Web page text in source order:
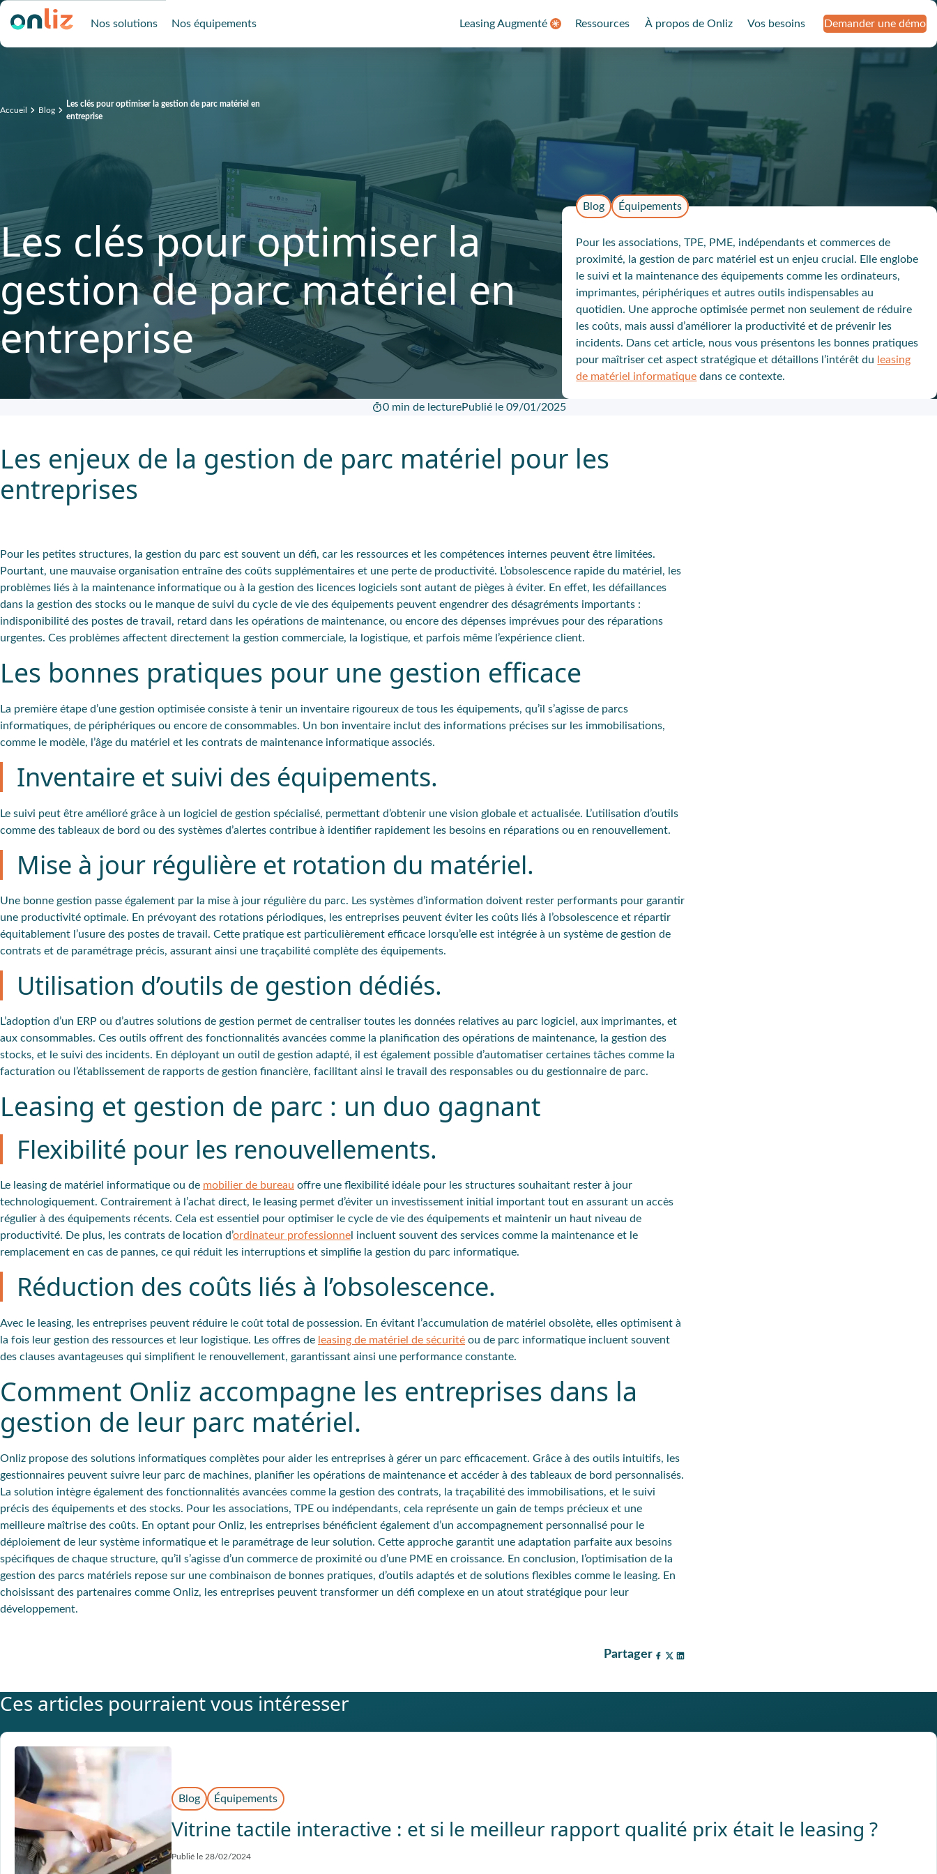
Nos solutions Nos équipements Leasing Augmenté Ressources À propos de Onliz Vos besoins Demander une démo
Accueil Blog
Les clés pour optimiser la gestion de parc matériel en
entreprise
Les clés pour optimiser la
gestion de parc matériel en
entreprise
Blog Équipements
Pour les associations, TPE, PME, indépendants et commerces de
proximité, la gestion de parc matériel est un enjeu crucial. Elle englobe
le suivi et la maintenance des équipements comme les ordinateurs,
imprimantes, périphériques et autres outils indispensables au
quotidien. Une approche optimisée permet non seulement de réduire
les coûts, mais aussi d’améliorer la productivité et de prévenir les
incidents. Dans cet article, nous vous présentons les bonnes pratiques
pour maîtriser cet aspect stratégique et détaillons l’intérêt du leasing
de matériel informatique dans ce contexte.
0 min de lecturePublié le 09/01/2025
Les enjeux de la gestion de parc matériel pour les
entreprises
Pour les petites structures, la gestion du parc est souvent un défi, car les ressources et les compétences internes peuvent être limitées.
Pourtant, une mauvaise organisation entraîne des coûts supplémentaires et une perte de productivité. L’obsolescence rapide du matériel, les
problèmes liés à la maintenance informatique ou à la gestion des licences logiciels sont autant de pièges à éviter. En effet, les défaillances
dans la gestion des stocks ou le manque de suivi du cycle de vie des équipements peuvent engendrer des désagréments importants :
indisponibilité des postes de travail, retard dans les opérations de maintenance, ou encore des dépenses imprévues pour des réparations
urgentes. Ces problèmes affectent directement la gestion commerciale, la logistique, et parfois même l’expérience client.
Les bonnes pratiques pour une gestion efficace
La première étape d’une gestion optimisée consiste à tenir un inventaire rigoureux de tous les équipements, qu’il s’agisse de parcs
informatiques, de périphériques ou encore de consommables. Un bon inventaire inclut des informations précises sur les immobilisations,
comme le modèle, l’âge du matériel et les contrats de maintenance informatique associés.
Inventaire et suivi des équipements.
Le suivi peut être amélioré grâce à un logiciel de gestion spécialisé, permettant d’obtenir une vision globale et actualisée. L’utilisation d’outils
comme des tableaux de bord ou des systèmes d’alertes contribue à identifier rapidement les besoins en réparations ou en renouvellement.
Mise à jour régulière et rotation du matériel.
Une bonne gestion passe également par la mise à jour régulière du parc. Les systèmes d’information doivent rester performants pour garantir
une productivité optimale. En prévoyant des rotations périodiques, les entreprises peuvent éviter les coûts liés à l’obsolescence et répartir
équitablement l’usure des postes de travail. Cette pratique est particulièrement efficace lorsqu’elle est intégrée à un système de gestion de
contrats et de paramétrage précis, assurant ainsi une traçabilité complète des équipements.
Utilisation d’outils de gestion dédiés.
L’adoption d’un ERP ou d’autres solutions de gestion permet de centraliser toutes les données relatives au parc logiciel, aux imprimantes, et
aux consommables. Ces outils offrent des fonctionnalités avancées comme la planification des opérations de maintenance, la gestion des
stocks, et le suivi des incidents. En déployant un outil de gestion adapté, il est également possible d’automatiser certaines tâches comme la
facturation ou l’établissement de rapports de gestion financière, facilitant ainsi le travail des responsables ou du gestionnaire de parc.
Leasing et gestion de parc : un duo gagnant
Flexibilité pour les renouvellements.
Le leasing de matériel informatique ou de mobilier de bureau offre une flexibilité idéale pour les structures souhaitant rester à jour
technologiquement. Contrairement à l’achat direct, le leasing permet d’éviter un investissement initial important tout en assurant un accès
régulier à des équipements récents. Cela est essentiel pour optimiser le cycle de vie des équipements et maintenir un haut niveau de
productivité. De plus, les contrats de location d’ordinateur professionne l incluent souvent des services comme la maintenance et le
remplacement en cas de pannes, ce qui réduit les interruptions et simplifie la gestion du parc informatique.
Réduction des coûts liés à l’obsolescence.
Avec le leasing, les entreprises peuvent réduire le coût total de possession. En évitant l’accumulation de matériel obsolète, elles optimisent à
la fois leur gestion des ressources et leur logistique. Les offres de leasing de matériel de sécurité ou de parc informatique incluent souvent
des clauses avantageuses qui simplifient le renouvellement, garantissant ainsi une performance constante.
Comment Onliz accompagne les entreprises dans la
gestion de leur parc matériel.
Onliz propose des solutions informatiques complètes pour aider les entreprises à gérer un parc efficacement. Grâce à des outils intuitifs, les
gestionnaires peuvent suivre leur parc de machines, planifier les opérations de maintenance et accéder à des tableaux de bord personnalisés.
La solution intègre également des fonctionnalités avancées comme la gestion des contrats, la traçabilité des immobilisations, et le suivi
précis des équipements et des stocks. Pour les associations, TPE ou indépendants, cela représente un gain de temps précieux et une
meilleure maîtrise des coûts. En optant pour Onliz, les entreprises bénéficient également d’un accompagnement personnalisé pour le
déploiement de leur système informatique et le paramétrage de leur solution. Cette approche garantit une adaptation parfaite aux besoins
spécifiques de chaque structure, qu’il s’agisse d’un commerce de proximité ou d’une PME en croissance. En conclusion, l’optimisation de la
gestion des parcs matériels repose sur une combinaison de bonnes pratiques, d’outils adaptés et de solutions flexibles comme le leasing. En
choisissant des partenaires comme Onliz, les entreprises peuvent transformer un défi complexe en un atout stratégique pour leur
développement.
Partager
Ces articles pourraient vous intéresser
Blog Équipements
Vitrine tactile interactive : et si le meilleur rapport qualité prix était le leasing ?
Publié le 28/02/2024